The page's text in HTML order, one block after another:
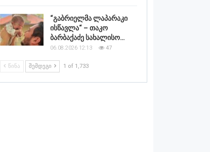
“გაბრიელმა ლაპარაკი
ისწავლა“ – თაკო
ბარბაქაძე სახალისო…
06.08.2026 12:13 47
ᲬᲘᲜᲐ ᲨᲔᲛᲓᲔᲒᲘ 1 of 1,733